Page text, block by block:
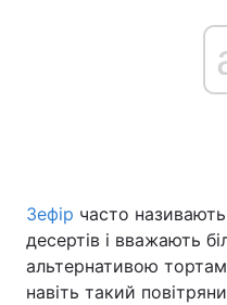
Зефір часто
десертів і вважають
альтернативою
навіть такий